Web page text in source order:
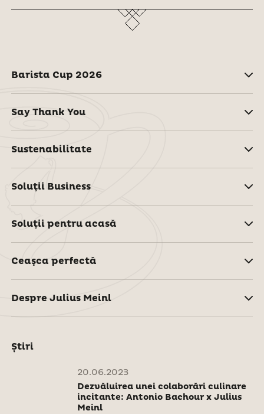
Barista Cup 2026
Say Thank You
Sustenabilitate
Soluţii Business
Soluţii pentru acasă
Ceaşca perfectă
Despre Julius Meinl
Știri
20.06.2023
Dezvăluirea unei colaborări culinare
incitante: Antonio Bachour x Julius
Meinl